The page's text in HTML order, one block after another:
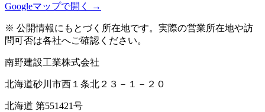
Googleマップで開く →
※ 公開情報にもとづく所在地です。実際の営業所在地や訪
問可否は各社へご確認ください。
南野建設工業株式会社
北海道砂川市西１条北２３－１－２０
北海道 第551421号